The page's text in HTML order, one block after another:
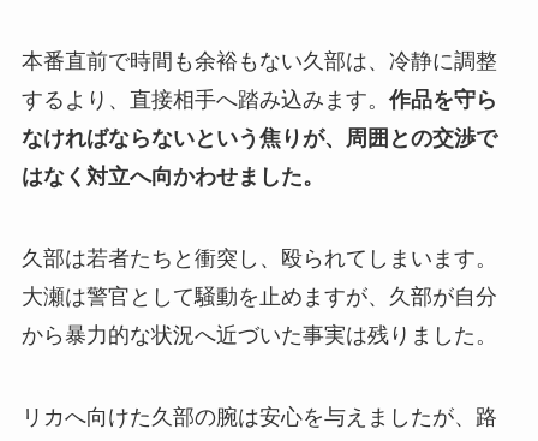
本番直前で時間も余裕もない久部は、冷静に調整
するより、直接相手へ踏み込みます。 作品を守ら
なければならないという焦りが、周囲との交渉で
はなく対立へ向かわせました。
久部は若者たちと衝突し、殴られてしまいます。
大瀬は警官として騒動を止めますが、久部が自分
から暴力的な状況へ近づいた事実は残りました。
リカへ向けた久部の腕は安心を与えましたが、路